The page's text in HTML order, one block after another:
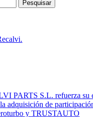
PARTS S.L. refuerza su
adquisición de
y TRUSTAUTO